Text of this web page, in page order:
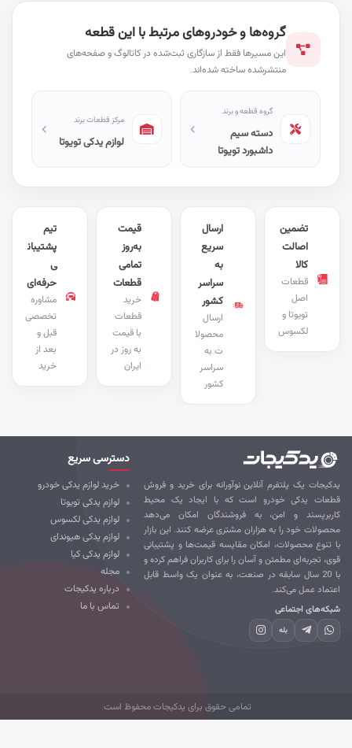
گروه‌ها و خودروهای مرتبط با این قطعه
این مسیرها فقط از سازگاری ثبت‌شده در کاتالوگ و صفحه‌های
منتشرشده ساخته شده‌اند.
گروه قطعه و برند
دسته سیم
داشبورد تویوتا
مرکز قطعات برند
لوازم یدکی تویوتا
پشتیبان
حرفه‌ای
مشاوره
تخصصی
قبل و
بعد از
خرید
قیمت
به‌روز
تمامی
قطعات
خرید
قطعات
با قیمت
به روز در
ایران
ارسال
سریع
سراسر
کشور
ارسال
محصولا
ت به
سراسر
کشور
تضمین
اصالت
قطعات
تویوتا و
لکسوس
یک پلتفرم آنلاین نوآورانه برای خرید و فروش
یدکی خودرو است که با ایجاد یک محیط
و امن، به فروشندگان امکان می‌دهد
خود را به هزاران مشتری عرضه کنند. این بازار
تنوع محصولات، امکان مقایسه قیمت‌ها و پشتیبانی
تجربه‌ای مطمئن و آسان را برای کاربران فراهم کرده و
با 20 سال سابقه در صنعت، به عنوان یک واسط قابل
عمل می‌کند.
اجتماعی
بله
دسترسی سریع
خرید لوازم یدکی خودرو
لوازم یدکی تویوتا
لوازم یدکی لکسوس
لوازم یدکی هیوندای
لوازم یدکی کیا
مجله
درباره یدکیجات
تماس با ما
تمامی حقوق برای یدکیجات محفوظ است.